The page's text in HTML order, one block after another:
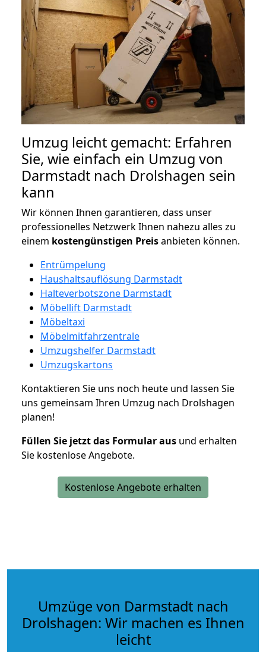
Umzug leicht gemacht: Erfahren
Sie, wie einfach ein Umzug von
Darmstadt nach Drolshagen sein
kann
Wir können Ihnen garantieren, dass unser
professionelles Netzwerk Ihnen nahezu alles zu
einem kostengünstigen Preisanbieten können.
Entrümpelung
Haushaltsauflösung Darmstadt
Halteverbotszone Darmstadt
Möbellift Darmstadt
Möbeltaxi
Möbelmitfahrzentrale
Umzugshelfer Darmstadt
Umzugskartons
Kontaktieren Sie uns noch heute und lassen Sie
uns gemeinsam Ihren Umzug nach Drolshagen
planen!
Füllen Sie jetzt das Formular aus und erhalten
Sie kostenlose Angebote.
Kostenlose Angebote erhalten
Umzüge von Darmstadt nach
Drolshagen: Wir machen es Ihnen
leicht